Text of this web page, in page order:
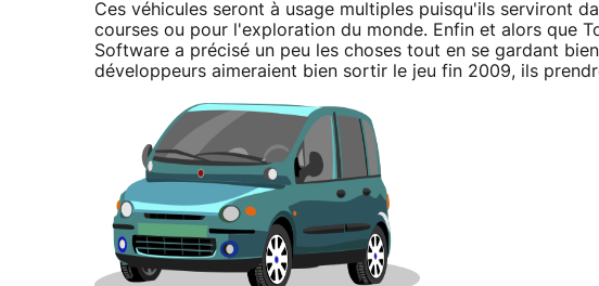
Ces véhicules seront à usage multiples puisqu'ils serviront
courses ou pour l'exploration du monde. Enfin et alors que
Software a précisé un peu les choses tout en se gardant
développeurs aimeraient bien sortir le jeu fin 2009, ils